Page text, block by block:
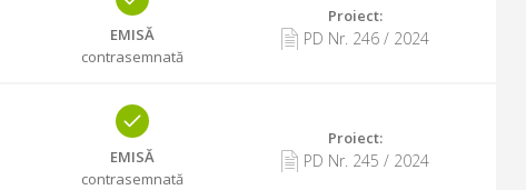
EMISĂ
contrasemnată
Proiect:
PD Nr. 246/ 2024
EMISĂ
contrasemnată
Proiect:
PD Nr. 245 / 2024